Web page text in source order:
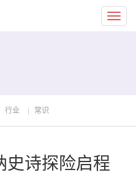
行业 常识
史诗探险启程